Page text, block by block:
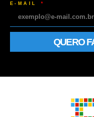
E-MAIL
QUERO